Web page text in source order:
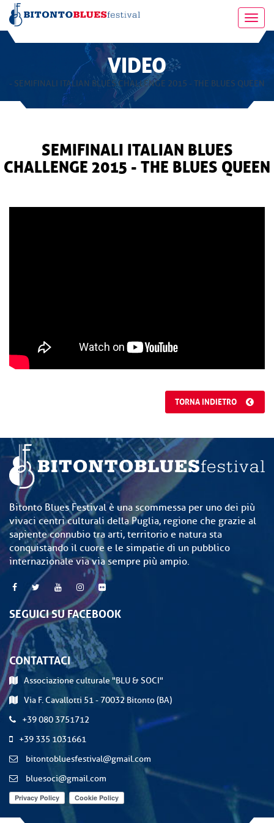
VIDEO
- SEMIFINALI ITALIAN BLUES CHALLENGE 2015 - THE BLUES QUEEN
SEMIFINALI ITALIAN BLUES
CHALLENGE 2015 - THE BLUES QUEEN
TORNA INDIETRO
Bitonto Blues Festival è una scommessa per uno dei più
vivaci centri culturali della Puglia, regione che grazie al
sapiente connubio tra arti, territorio e natura sta
conquistando il cuore e le simpatie di un pubblico
internazionale via via sempre più ampio.
SEGUICI SU FACEBOOK
CONTATTACI
Associazione culturale "BLU & SOCI"
Via F. Cavallotti 51 - 70032 Bitonto (BA)
+39 080 3751712
+39 335 1031661
bitontobluesfestival@gmail.com
bluesoci@gmail.com